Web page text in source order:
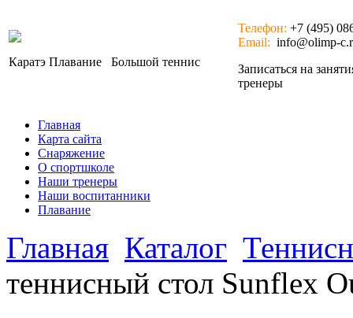
Каратэ Плавание Большой теннис
Телефон: +7 (495)
Email: info@olimp-
Записаться на
тренеры
Главная
Карта сайта
Снаряжение
О спортшколе
Наши тренеры
Наши воспитанники
Плавание
Главная Каталог
теннисный стол Sunflex